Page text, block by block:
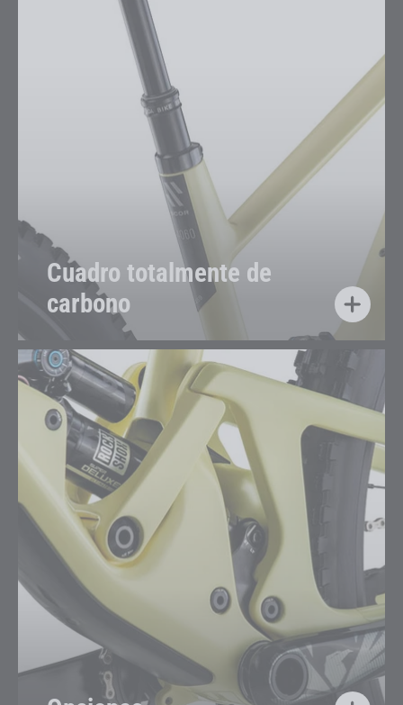
Cuadro totalmente de
carbono